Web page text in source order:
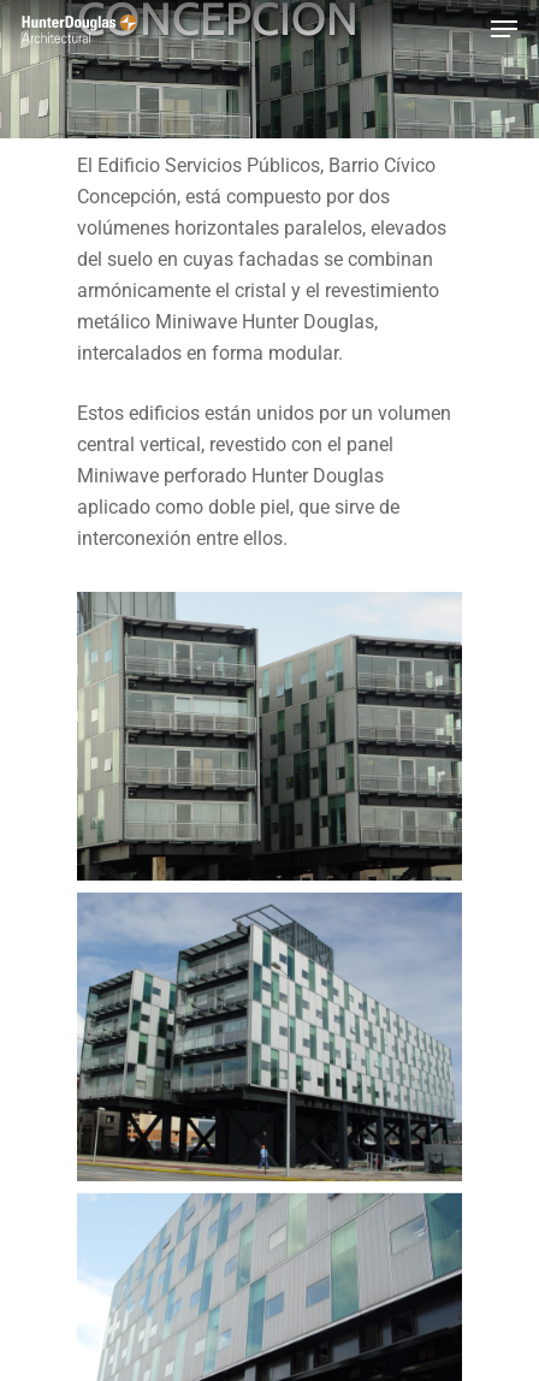
Skip
to
main
content
CONCEPCIÓN
El Edificio Servicios Públicos, Barrio Cívico
Concepción, está compuesto por dos
volúmenes horizontales paralelos, elevados
del suelo en cuyas fachadas se combinan
armónicamente el cristal y el revestimiento
metálico Miniwave Hunter Douglas,
intercalados en forma modular.
Estos edificios están unidos por un volumen
central vertical, revestido con el panel
Miniwave perforado Hunter Douglas
aplicado como doble piel, que sirve de
interconexión entre ellos.
Menu